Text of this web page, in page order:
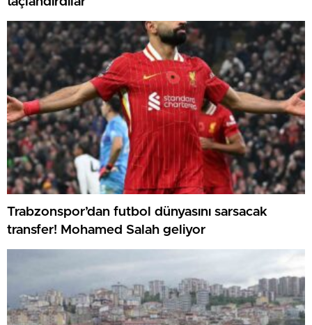
Trabzonspor’dan futbol dünyasını sarsacak
transfer! Mohamed Salah geliyor